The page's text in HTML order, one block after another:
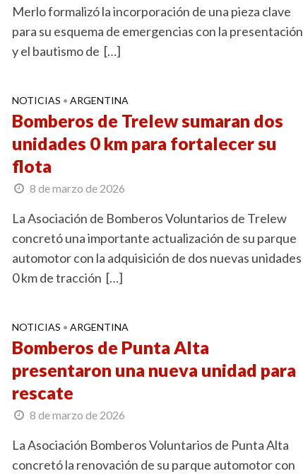
Merlo formalizó la incorporación de una pieza clave
para su esquema de emergencias con la presentación
y el bautismo de […]
NOTICIAS • ARGENTINA
Bomberos de Trelew sumaran dos
unidades 0 km para fortalecer su
flota
8 de marzo de 2026
La Asociación de Bomberos Voluntarios de Trelew
concretó una importante actualización de su parque
automotor con la adquisición de dos nuevas unidades
0 km de tracción […]
NOTICIAS • ARGENTINA
Bomberos de Punta Alta
presentaron una nueva unidad para
rescate
8 de marzo de 2026
La Asociación Bomberos Voluntarios de Punta Alta
concretó la renovación de su parque automotor con